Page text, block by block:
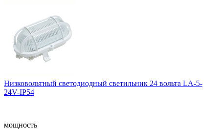
Низковольтный светодиодный светильник 24 вольта LA-5-
24V-IP54
мощность